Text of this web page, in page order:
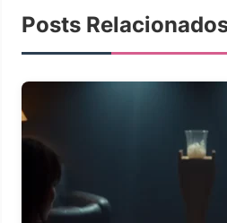
Posts